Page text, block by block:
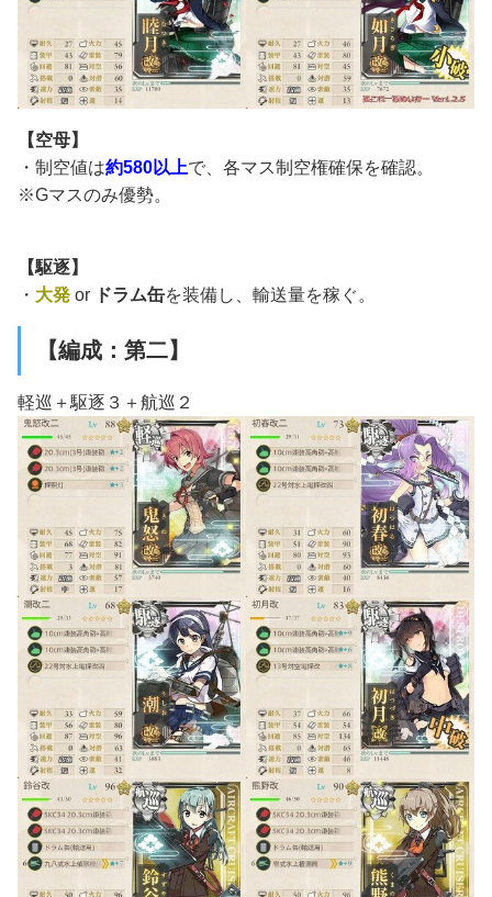
【空母】
・制空値は約580以上で、各マス制空権確保を確認。
※Gマスのみ優勢。
【駆逐】
・ 大発 or ドラム缶を装備し、輸送量を稼ぐ。
【編成：第二】
軽巡＋駆逐３＋航巡２